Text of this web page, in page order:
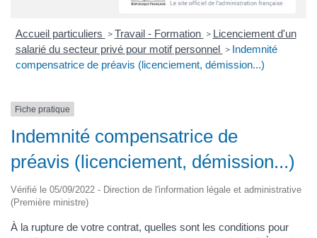
Accueil particuliers > Travail - Formation > Licenciement d'un
salarié du secteur privé pour motif personnel > Indemnité
compensatrice de préavis (licenciement, démission...)
Fiche pratique
Indemnité compensatrice de
préavis (licenciement, démission...)
Vérifié le 05/09/2022 - Direction de l'information légale et administrative
(Première ministre)
À la rupture de votre contrat, quelles sont les conditions pour